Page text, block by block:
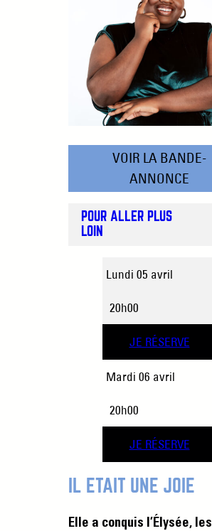
VOIR LA BANDE-
ANNONCE
POUR ALLER PLUS
LOIN
Lundi 05 avril
20h00
JE RÉSERVE
Mardi 06 avril
20h00
JE RÉSERVE
IL ÉTAIT UNE JOIE
Elle a conquis l’Élysée, les